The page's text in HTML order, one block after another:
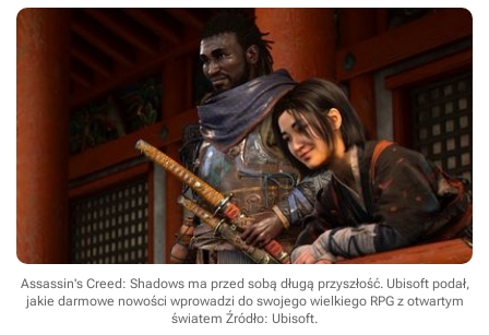
Assassin's Creed: Shadows ma przed sobą długą przyszłość. Ubisoft podał,
jakie darmowe nowości wprowadzi do swojego wielkiego RPG z otwartym
światem Źródło: Ubisoft.